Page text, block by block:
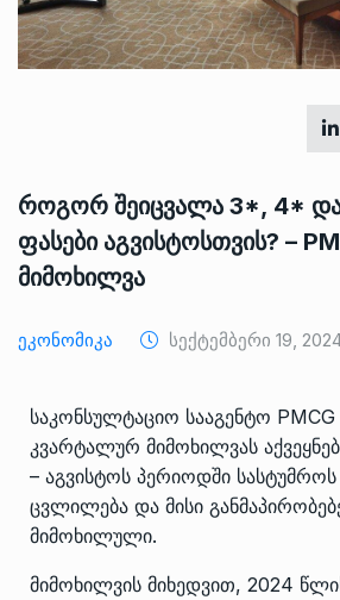
როგორ შეიცვალა 3*, 4*
ფასები აგვისტოსთვის? –
მიმოხილვა
Ეკონომიკა Სექტემბერი 19,
საკონსულტაციო სააგენტო PMCG
კვარტალურ მიმოხილვას
– აგვისტოს პერიოდში სასტუმროს
ცვლილება და მისი
მიმოხილული.
მიმოხილვის მიხედვით, 2024